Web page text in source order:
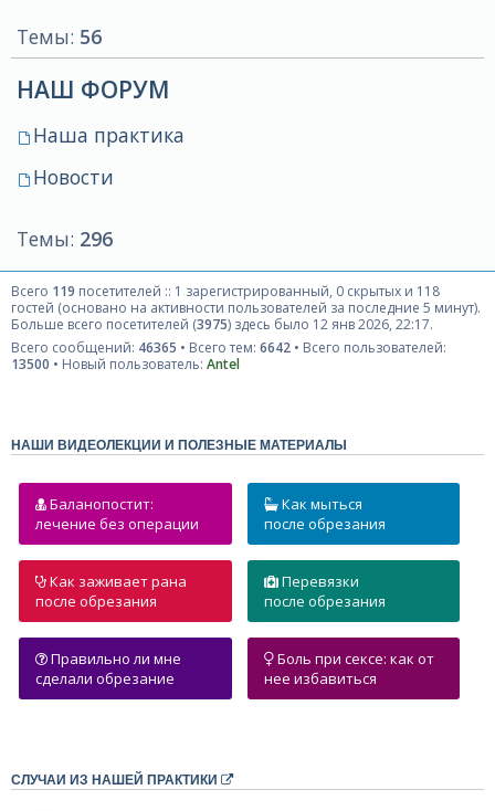
Темы: 56
НАШ ФОРУМ
Наша практика
Новости
Темы: 296
Всего 119 посетителей :: 1 зарегистрированный, 0 скрытых и 118
гостей (основано на активности пользователей за последние 5 минут).
Больше всего посетителей (3975) здесь было 12 янв 2026, 22:17.
Всего сообщений: 46365 • Всего тем: 6642 • Всего пользователей:
13500 • Новый пользователь: Antel
НАШИ ВИДЕОЛЕКЦИИ И ПОЛЕЗНЫЕ МАТЕРИАЛЫ
Баланопостит:
лечение без операции
Как мыться
после обрезания
Как заживает рана
после обрезания
Перевязки
после обрезания
Правильно ли мне
сделали обрезание
Боль при сексе: как от
нее избавиться
СЛУЧАИ ИЗ НАШЕЙ ПРАКТИКИ